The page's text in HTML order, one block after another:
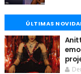
ÚLTIMAS